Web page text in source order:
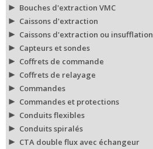
Bouches d'extraction VMC
Caissons d'extraction
Caissons d'extraction ou insufflation
Capteurs et sondes
Coffrets de commande
Coffrets de relayage
Commandes
Commandes et protections
Conduits flexibles
Conduits spiralés
CTA double flux avec échangeur